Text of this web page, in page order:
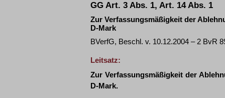
GG Art. 3 Abs. 1, Art. 14 Abs. 1
Zur Verfassungsmäßigkeit der
D-Mark
BVerfG, Beschl. v. 10.12.2004 – 2 BvR
Leitsatz:
Zur Verfassungsmäßigkeit der
D-Mark.